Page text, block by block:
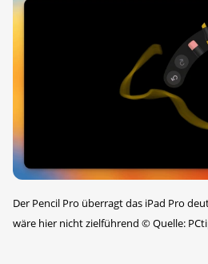
Der Pencil Pro überragt das iPad Pro
wäre hier nicht zielführend ©Quelle: